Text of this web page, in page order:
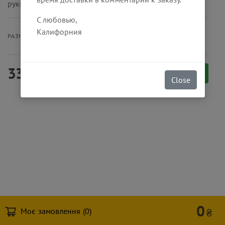
С любовью,
Калифорния
Close
руккола, медово-горчичный соус.
РАЗМЕР ПОРЦИИ Бургер
330 Заказать
Моє замовлення (0) 0₴